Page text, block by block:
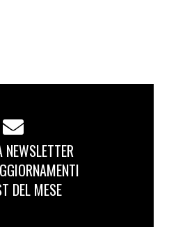
NEWSLETTER
DEL MESE